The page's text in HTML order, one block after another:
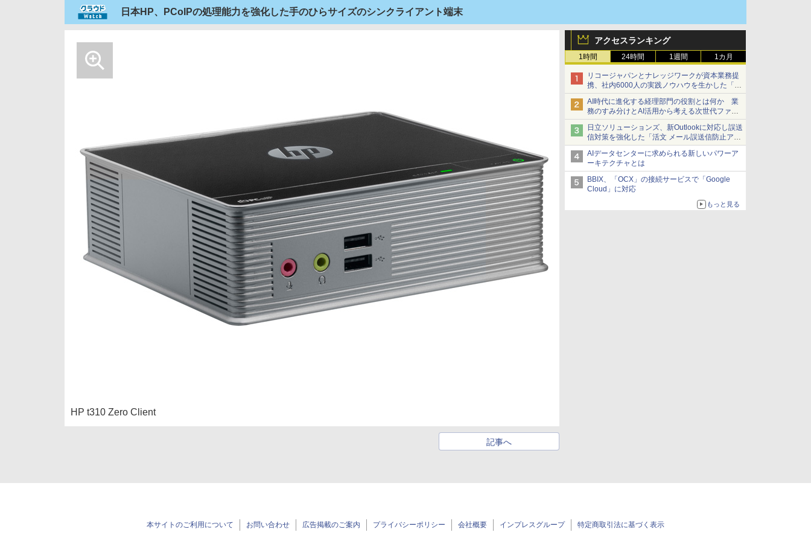
日本HP、PCoIPの処理能力を強化した手のひらサイズのシンクライアント端末
アクセスランキング
1時間 24時間 1週間 1カ月
リコージャパンとナレッジワークが資本業務提
携、社内6000人の実践ノウハウを生かした「AI
商談記録 for RICOH」を展開へ
AI時代に進化する経理部門の役割とは何か 業
務のすみ分けとAI活用から考える次世代ファイ
ナンス戦略
日立ソリューションズ、新Outlookに対応し誤送
信対策を強化した「活文 メール誤送信防止アド
インサービス」を提供
AIデータセンターに求められる新しいパワーア
ーキテクチャとは
BBIX、「OCX」の接続サービスで「Google
Cloud」に対応
もっと見る
HP t310 Zero Client
記事へ
本サイトのご利用について お問い合わせ 広告掲載のご案内 プライバシーポリシー 会社概要 インプレスグループ 特定商取引法に基づく表示